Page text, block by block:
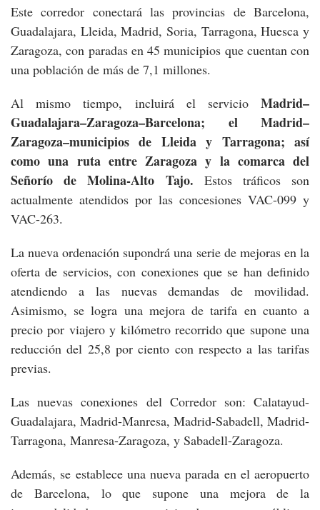
Este corredor conectará las provincias de Barcelona,
Guadalajara, Lleida, Madrid, Soria, Tarragona, Huesca y
Zaragoza, con paradas en 45 municipios que cuentan con
una población de más de 7,1 millones.
Al mismo tiempo, incluirá el servicioMadrid–
Guadalajara–Zaragoza–Barcelona; el Madrid–
Zaragoza–municipios de Lleida y Tarragona; así
como una ruta entre Zaragoza y la comarca del
Señorío de Molina-Alto Tajo. Estos tráficos son
actualmente atendidos por las concesiones VAC-099 y
VAC-263.
La nueva ordenación supondrá una serie de mejoras en la
oferta de servicios, con conexiones que se han definido
atendiendo a las nuevas demandas de movilidad.
Asimismo, se logra una mejora de tarifa en cuanto a
precio por viajero y kilómetro recorrido que supone una
reducción del 25,8 por ciento con respecto a las tarifas
previas.
Las nuevas conexiones del Corredor son: Calatayud-
Guadalajara, Madrid-Manresa, Madrid-Sabadell, Madrid-
Tarragona, Manresa-Zaragoza, y Sabadell-Zaragoza.
Además, se establece una nueva parada en el aeropuerto
de Barcelona, lo que supone una mejora de la